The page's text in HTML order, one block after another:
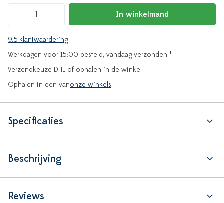
In winkelmand
9.5 klantwaardering
Werkdagen voor 15:00 besteld, vandaag verzonden *
Verzendkeuze DHL of ophalen in de winkel
Ophalen in een vanonze winkels
Specificaties
Beschrijving
Reviews